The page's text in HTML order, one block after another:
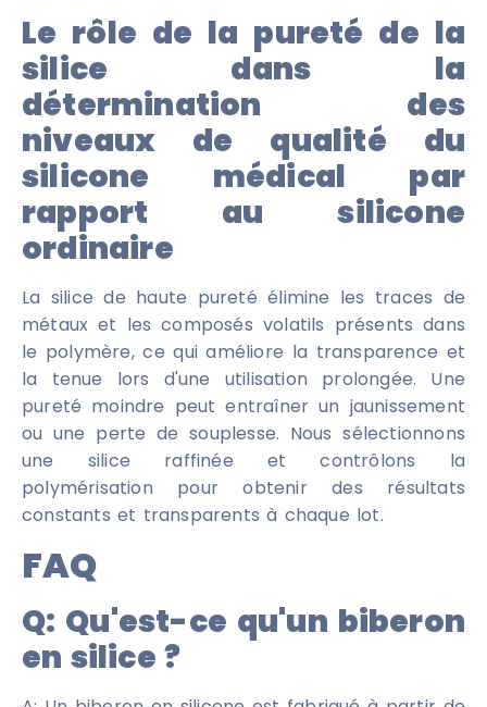
Le rôle de la pureté de la
silice dans la
détermination des
niveaux de qualité du
silicone médical par
rapport au silicone
ordinaire
La silice de haute pureté élimine les traces de
métaux et les composés volatils présents dans
le polymère, ce qui améliore la transparence et
la tenue lors d'une utilisation prolongée. Une
pureté moindre peut entraîner un jaunissement
ou une perte de souplesse. Nous sélectionnons
une silice raffinée et contrôlons la
polymérisation pour obtenir des résultats
constants et transparents à chaque lot.
FAQ
Q: Qu'est-ce qu'un biberon
en silice ?